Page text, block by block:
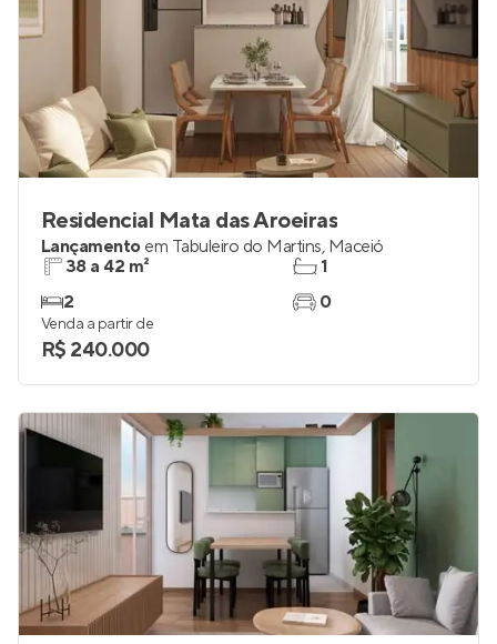
Residencial Mata das Aroeiras
Lançamento em Tabuleiro do Martins, Maceió
38 a 42 m²
2
1
0
Venda a partir de
R$ 240.000